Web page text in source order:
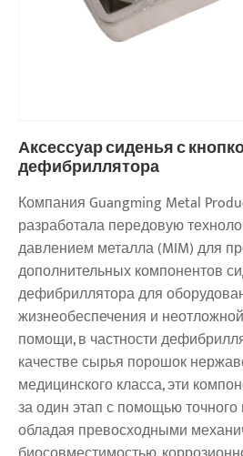
Аксессуар сиденья с
дефибриллятора
Компания Guangming Metal
разработала передовую
давлением металла (MIM) для
дополнительных компонентов
дефибриллятора для
жизнеобеспечения и
помощи, в частности
качестве сырья порошок
медицинского класса, эти
за один этап с помощью точного
обладая превосходными